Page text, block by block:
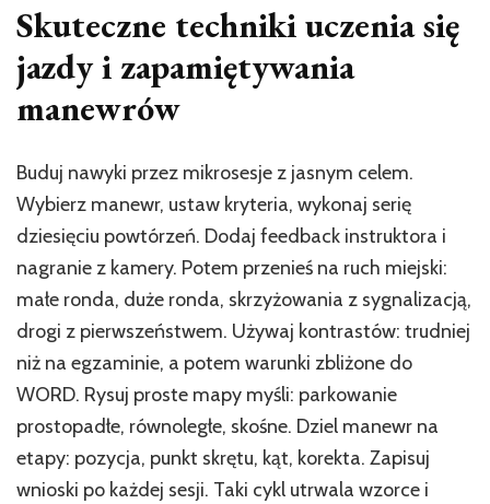
Skuteczne techniki uczenia się
jazdy i zapamiętywania
manewrów
Buduj nawyki przez mikrosesje z jasnym celem.
Wybierz manewr, ustaw kryteria, wykonaj serię
dziesięciu powtórzeń. Dodaj feedback instruktora i
nagranie z kamery. Potem przenieś na ruch miejski:
małe ronda, duże ronda, skrzyżowania z sygnalizacją,
drogi z pierwszeństwem. Używaj kontrastów: trudniej
niż na egzaminie, a potem warunki zbliżone do
WORD. Rysuj proste mapy myśli: parkowanie
prostopadłe, równoległe, skośne. Dziel manewr na
etapy: pozycja, punkt skrętu, kąt, korekta. Zapisuj
wnioski po każdej sesji. Taki cykl utrwala wzorce i